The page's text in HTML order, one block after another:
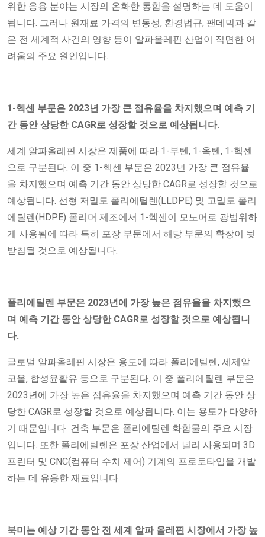
위한 응용 분야는 시장의 온화한 통합을 설명하는 데 도움이
됩니다. 그러나 원재료 가격의 변동성, 환경법규, 팬데믹과 같
은 전 세계적 사건의 영향 등이 알파올레핀 산업이 직면한 어
려움의 주요 원인입니다.
1-헥센 부문은 2023년 가장 큰 점유율을 차지했으며 예측 기
간 동안 상당한 CAGR로 성장할 것으로 예상됩니다.
세계 알파올레핀 시장은 제품에 따라 1-부텐, 1-옥텐, 1-헥센
으로 구분된다. 이 중 1-헥센 부문은 2023년 가장 큰 점유율
을 차지했으며 예측 기간 동안 상당한 CAGR로 성장할 것으로
예상됩니다. 선형 저밀도 폴리에틸렌(LLDPE) 및 고밀도 폴리
에틸렌(HDPE) 폴리머 제조에서 1-헥센이 모노머로 광범위하
게 사용됨에 따라 특히 포장 부문에서 해당 부문의 확장이 뒷
받침될 것으로 예상됩니다.
폴리에틸렌 부문은 2023년에 가장 높은 점유율을 차지했으
며 예측 기간 동안 상당한 CAGR로 성장할 것으로 예상됩니
다.
글로벌 알파올레핀 시장은 용도에 따라 폴리에틸렌, 세제알
코올, 합성윤활유 등으로 구분된다. 이 중 폴리에틸렌 부문은
2023년에 가장 높은 점유율을 차지했으며 예측 기간 동안 상
당한 CAGR로 성장할 것으로 예상됩니다. 이는 용도가 다양하
기 때문입니다. 건축 부문은 폴리에틸렌 화합물의 주요 시장
입니다. 또한 폴리에틸렌은 포장 산업에서 널리 사용되며 3D
프린터 및 CNC(컴퓨터 수치 제어) 기계의 프로토타입을 개발
하는 데 유용한 재료입니다.
북미는 예상 기간 동안 전 세계 알파 올레핀 시장에서 가장 높